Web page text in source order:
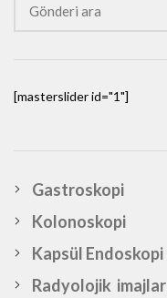
[masterslider id="1"]
Gastroskopi
Kolonoskopi
Kapsül Endoskopi
Radyolojik imajlar